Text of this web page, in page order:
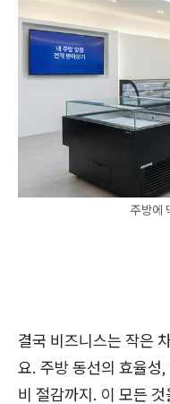
주방에
결국 비즈니스는 작은
요. 주방 동선의 효율성
비 절감까지. 이 모든